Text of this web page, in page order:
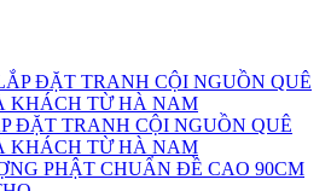
ĐẶT TRANH CỘI NGUỒN QUÊ
KHÁCH TỪ HÀ NAM